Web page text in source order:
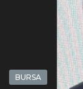
BURSA